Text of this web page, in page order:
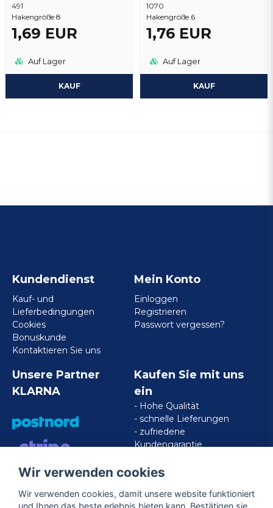
491
Hakengröße 8
1,69 EUR
Auf Lager
KAUF
1070
Hakengröße 6
1,76 EUR
Auf Lager
KAUF
Kundendienst
Kauf- und
Lieferbedingungen
Cookies
Bonuskunde
Kontaktieren Sie uns
Mein Konto
Einloggen
Registrieren
Passwort vergessen?
Unsere Partner
KLARNA
VISA/MASTERCARD/AMERICAN
EXPRESS
Kaufen Sie mit uns
ein
- Hohe Qualität
- schnelle Lieferungen
- zufriedene
Kundengarantie
Wir verwenden cookies
Wir verwenden cookies, damit unsere website funktioniert
und Ihnen das beste erlebnis bieten kann. Bestätigen sie